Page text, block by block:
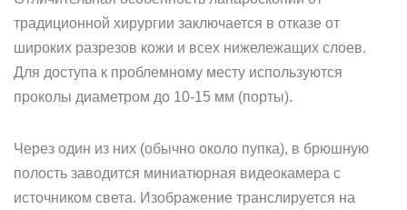
традиционной хирургии заключается в отказе от
широких разрезов кожи и всех нижележащих слоев.
Для доступа к проблемному месту используются
проколы диаметром до 10-15 мм (порты).
Через один из них (обычно около пупка), в брюшную
полость заводится миниатюрная видеокамера с
источником света. Изображение транслируется на